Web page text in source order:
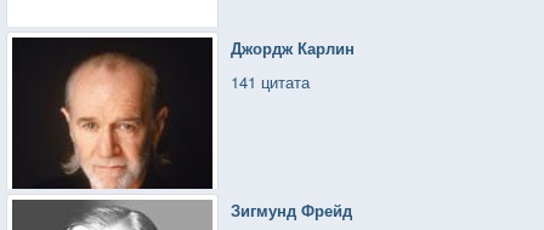
Джордж Карлин
141 цитата
Зигмунд Фрейд